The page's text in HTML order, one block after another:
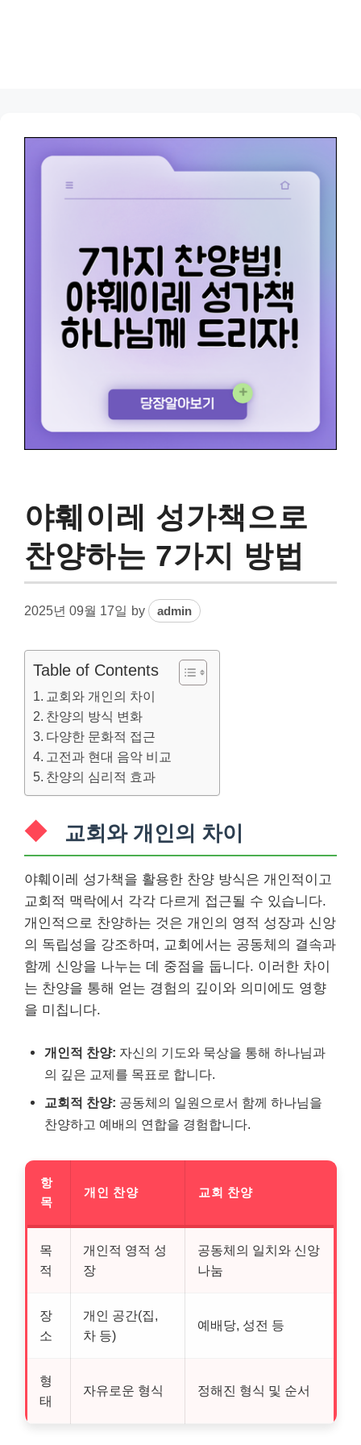
야훼이레 성가책으로
찬양하는 7가지 방법
2025년 09월 17일 by admin
Table of Contents
교회와 개인의 차이
찬양의 방식 변화
다양한 문화적 접근
고전과 현대 음악 비교
찬양의 심리적 효과
교회와 개인의 차이
야훼이레 성가책을 활용한 찬양 방식은 개인적이고
교회적 맥락에서 각각 다르게 접근될 수 있습니다.
개인적으로 찬양하는 것은 개인의 영적 성장과 신앙
의 독립성을 강조하며, 교회에서는 공동체의 결속과
함께 신앙을 나누는 데 중점을 둡니다. 이러한 차이
는 찬양을 통해 얻는 경험의 깊이와 의미에도 영향
을 미칩니다.
개인적 찬양: 자신의 기도와 묵상을 통해 하나님과
의 깊은 교제를 목표로 합니다.
교회적 찬양: 공동체의 일원으로서 함께 하나님을
찬양하고 예배의 연합을 경험합니다.
항
목
개인 찬양 교회 찬양
목
적
개인적 영적 성
장
공동체의 일치와 신앙
나눔
장
소
개인 공간(집,
차 등)
예배당, 성전 등
형
태
자유로운 형식 정해진 형식 및 순서